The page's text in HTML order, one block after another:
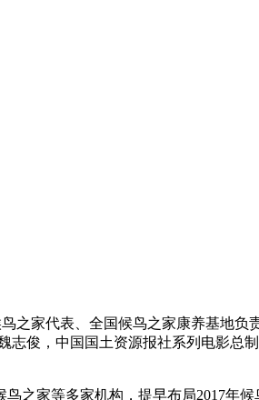
之家代表、全国候鸟之家康养基地负
俊，中国国土资源报社系列电影总
之家等多家机构，提早布局2017年候